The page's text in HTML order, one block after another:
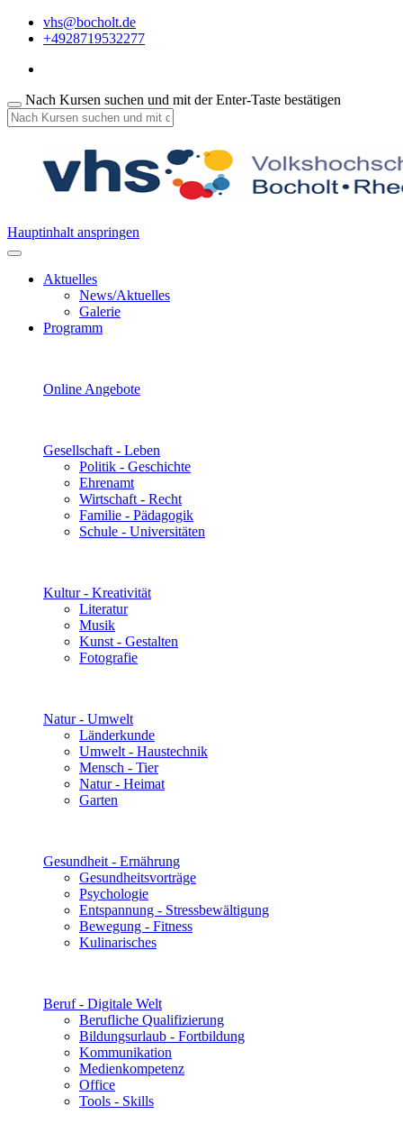
vhs@bocholt.de
+4928719532277
Nach Kursen suchen und mit der Enter-Taste bestätigen
Hauptinhalt anspringen
Aktuelles
News/Aktuelles
Galerie
Programm
Online Angebote
Gesellschaft - Leben
Politik - Geschichte
Ehrenamt
Wirtschaft - Recht
Familie - Pädagogik
Schule - Universitäten
Kultur - Kreativität
Literatur
Musik
Kunst - Gestalten
Fotografie
Natur - Umwelt
Länderkunde
Umwelt - Haustechnik
Mensch - Tier
Natur - Heimat
Garten
Gesundheit - Ernährung
Gesundheitsvorträge
Psychologie
Entspannung - Stressbewältigung
Bewegung - Fitness
Kulinarisches
Beruf - Digitale Welt
Berufliche Qualifizierung
Bildungsurlaub - Fortbildung
Kommunikation
Medienkompetenz
Office
Tools - Skills